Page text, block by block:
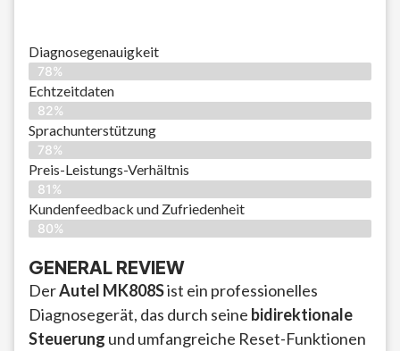
Diagnosegenauigkeit
78%
Echtzeitdaten
82%
Sprachunterstützung
78%
Preis-Leistungs-Verhältnis
81%
Kundenfeedback und Zufriedenheit
80%
GENERAL REVIEW
DerAutel MK808Sist ein professionelles
Diagnosegerät, das durch seine bidirektionale
Steuerung und umfangreiche Reset-Funktionen